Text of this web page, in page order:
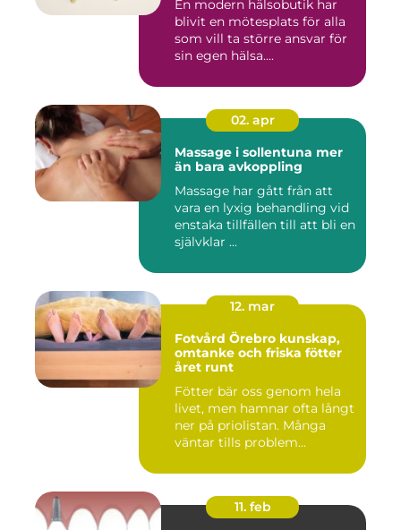
En modern hälsobutik har
blivit en mötesplats för alla
som vill ta större ansvar för
sin egen hälsa....
02. apr
Massage i sollentuna mer
än bara avkoppling
Massage har gått från att
vara en lyxig behandling vid
enstaka tillfällen till att bli en
självklar ...
12. mar
Fotvård Örebro kunskap,
omtanke och friska fötter
året runt
Fötter bär oss genom hela
livet, men hamnar ofta långt
ner på priolistan. Många
väntar tills problem...
11. feb